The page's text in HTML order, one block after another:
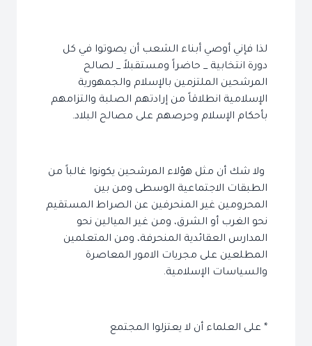
لذا فإني أوصي أبناء الشعب أن يصوتوا في كل
دورة انتخابية _ حاضراً ومستقبلاً _ لصالح
المرشحين الملتزمين بالإسلام والجمهورية
الإسلامية انطلاقاً من إرادتهم الصلبة والتزامهم
بأحكام الإسلام وحرصهم على مصالح البلاد.
ولا شك أن مثل هؤلاء المرشحين يكونوا غالباً من
الطبقات الاجتماعية الوسطى ومن بين
المحرومين غير المنحرفين عن الصراط المستقيم
نحو الغرب أو الشرق، ومن غير الميالين نحو
المدارس العقائدية المنحرفة، ومن المتعلمين
المطلعين على مجريات الامور المعاصرة
والسياسات الإسلامية.
* على العلماء أن لا يعتزلوا المجتمع